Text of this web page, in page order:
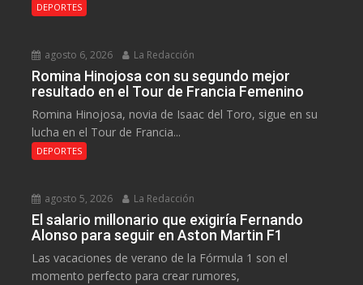
DEPORTES
agosto 6, 2026 La Redacción
Romina Hinojosa con su segundo mejor
resultado en el Tour de Francia Femenino
Romina Hinojosa, novia de Isaac del Toro, sigue en su
lucha en el Tour de Francia...
DEPORTES
agosto 5, 2026 La Redacción
El salario millonario que exigiría Fernando
Alonso para seguir en Aston Martin F1
Las vacaciones de verano de la Fórmula 1 son el
momento perfecto para crear rumores,